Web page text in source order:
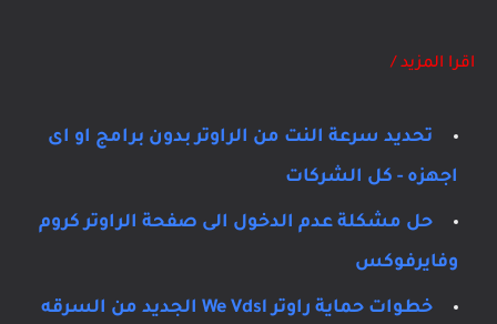
اقرا المزيد /
تحديد سرعة النت من الراوتر بدون برامج او اى
اجهزه - كل الشركات
حل مشكلة عدم الدخول الى صفحة الراوتر كروم
وفايرفوكس
خطوات حماية راوتر We Vdsl الجديد من السرقه